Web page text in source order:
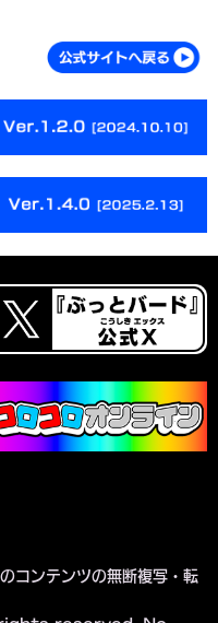
コンテンツの無断複写・転